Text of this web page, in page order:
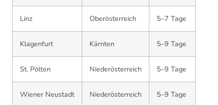
Linz Oberösterreich 5–7 Tage
Klagenfurt Kärnten 5–9 Tage
St. Pölten Niederösterreich 5–9 Tage
Wiener Neustadt Niederösterreich 5–9 Tage